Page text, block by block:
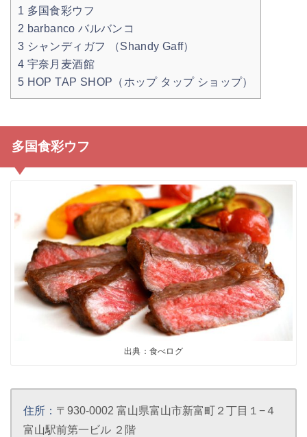
1 多国食彩ウフ
2 barbanco バルバンコ
3 シャンディガフ （Shandy Gaff）
4 宇奈月麦酒館
5 HOP TAP SHOP（ホップ タップ ショップ）
多国食彩ウフ
出典：食べログ
住所： 〒930-0002 富山県富山市新富町２丁目１−４
富山駅前第一ビル ２階